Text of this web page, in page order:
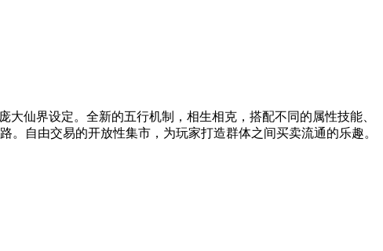
仙界设定。全新的五行机制，相生相克，搭配不同的属性技能、
自由交易的开放性集市，为玩家打造群体之间买卖流通的乐趣。